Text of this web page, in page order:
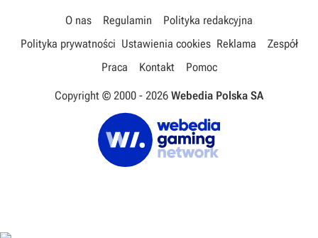
O nas Regulamin
Polityka redakcyjna
Polityka prywatności Ustawienia cookies Reklama
Zespół
Praca
Kontakt Pomoc
Copyright © 2000 - 2026 Webedia Polska SA